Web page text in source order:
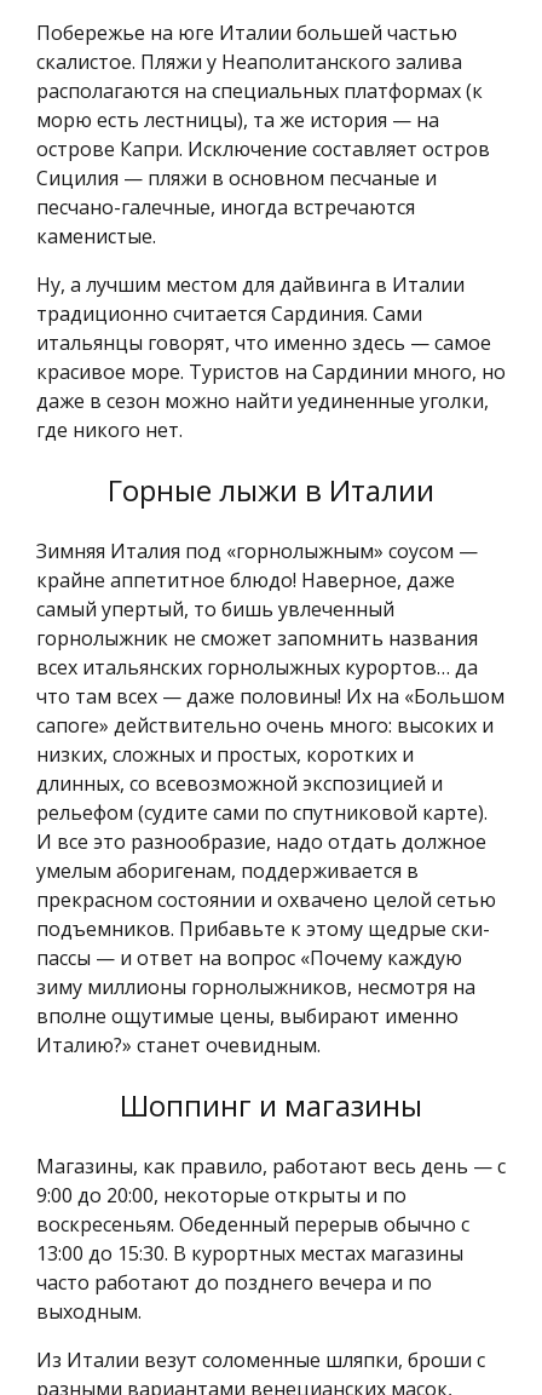
Побережье на юге Италии большей частью
скалистое. Пляжи у Неаполитанского залива
располагаются на специальных платформах (к
морю есть лестницы), та же история — на
острове Капри. Исключение составляет остров
Сицилия — пляжи в основном песчаные и
песчано-галечные, иногда встречаются
каменистые.
Ну, а лучшим местом для дайвинга в Италии
традиционно считается Сардиния. Сами
итальянцы говорят, что именно здесь — самое
красивое море. Туристов на Сардинии много, но
даже в сезон можно найти уединенные уголки,
где никого нет.
Горные лыжи в Италии
Зимняя Италия под «горнолыжным» соусом —
крайне аппетитное блюдо! Наверное, даже
самый упертый, то бишь увлеченный
горнолыжник не сможет запомнить названия
всех итальянских горнолыжных курортов… да
что там всех — даже половины! Их на «Большом
сапоге» действительно очень много: высоких и
низких, сложных и простых, коротких и
длинных, со всевозможной экспозицией и
рельефом (судите сами по спутниковой карте).
И все это разнообразие, надо отдать должное
умелым аборигенам, поддерживается в
прекрасном состоянии и охвачено целой сетью
подъемников. Прибавьте к этому щедрые ски-
пассы — и ответ на вопрос «Почему каждую
зиму миллионы горнолыжников, несмотря на
вполне ощутимые цены, выбирают именно
Италию?» станет очевидным.
Шоппинг и магазины
Магазины, как правило, работают весь день — с
9:00 до 20:00, некоторые открыты и по
воскресеньям. Обеденный перерыв обычно с
13:00 до 15:30. В курортных местах магазины
часто работают до позднего вечера и по
выходным.
Из Италии везут соломенные шляпки, броши с
разными вариантами венецианских масок,